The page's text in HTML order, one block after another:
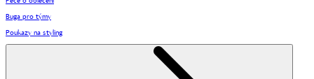
Buga pro týmy
Poukazy na styling